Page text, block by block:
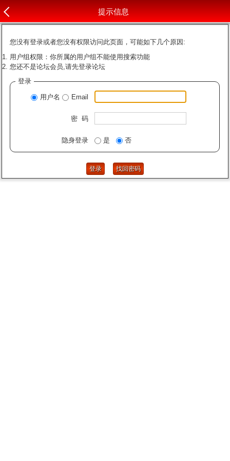
提示信息
您没有登录或者您没有权限访问此页面，可能如下几个原因:
用户组权限：你所属的用户组不能使用搜索功能
您还不是论坛会员,请先登录论坛
登录
用户名 Email
密 码
隐身登录 是 否